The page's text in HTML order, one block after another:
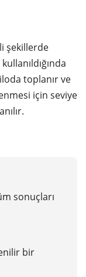
şekillerde
toplanır ve
için seviye
sonuçları
bir